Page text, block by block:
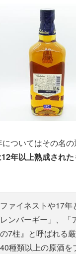
ついてはその名の
年以上熟成され
ァイネストや17年
ンバーギー」、「
7柱』と呼ばれる
種類以上の原酒を